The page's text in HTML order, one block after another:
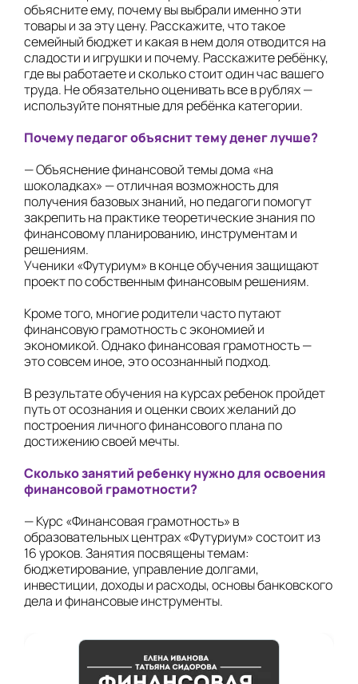
объясните ему, почему вы выбрали именно эти
товары и за эту цену. Расскажите, что такое
семейный бюджет и какая в нем доля отводится на
сладости и игрушки и почему. Расскажите ребёнку,
где вы работаете и сколько стоит один час вашего
труда. Не обязательно оценивать все в рублях —
используйте понятные для ребёнка категории.
Почему педагог объяснит тему денег лучше?
— Объяснение финансовой темы дома «на
шоколадках» — отличная возможность для
получения базовых знаний, но педагоги помогут
закрепить на практике теоретические знания по
финансовому планированию, инструментам и
решениям.
Ученики «Футуриум» в конце обучения защищают
проект по собственным финансовым решениям.
Кроме того, многие родители часто путают
финансовую грамотность с экономией и
экономикой. Однако финансовая грамотность —
это совсем иное, это осознанный подход.
В результате обучения на курсах ребенок пройдет
путь от осознания и оценки своих желаний до
построения личного финансового плана по
достижению своей мечты.
Сколько занятий ребенку нужно для освоения
финансовой грамотности?
— Курс «Финансовая грамотность» в
образовательных центрах «Футуриум» состоит из
16 уроков. Занятия посвящены темам:
бюджетирование, управление долгами,
инвестиции, доходы и расходы, основы банковского
дела и финансовые инструменты.